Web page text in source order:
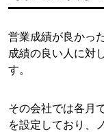
営業成績が良かっ
成績の良い人に対
す。
その会社では各月
を設定しており、